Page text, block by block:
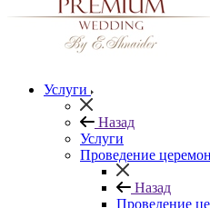
Услуги
Назад
Услуги
Проведение
Назад
Проведение